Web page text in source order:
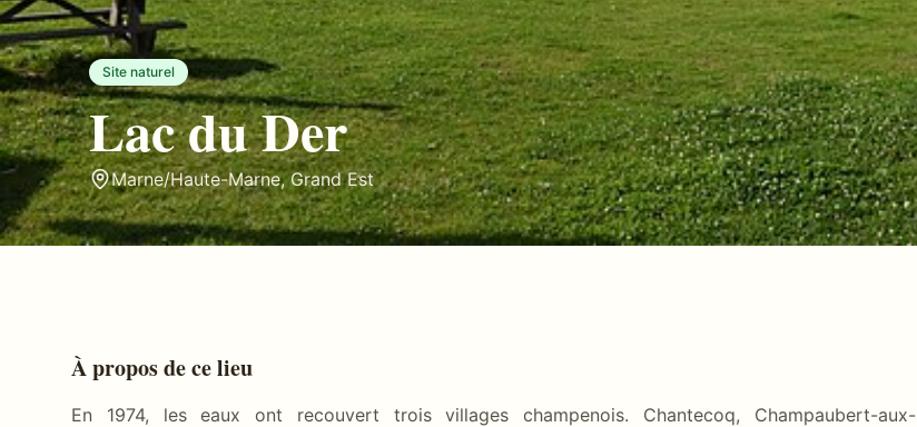
Site naturel
Lac du Der
Marne/Haute-Marne,Grand Est
À propos de ce lieu
En 1974, les eaux ont recouvert trois villages champenois. Chantecoq, Champaubert-aux-